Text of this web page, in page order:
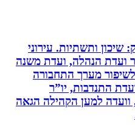
ותשתיות. עירוני
הנהלה, ועדת משנה
מערך התחבורה
יו”ר
למען הקהילה הגאה